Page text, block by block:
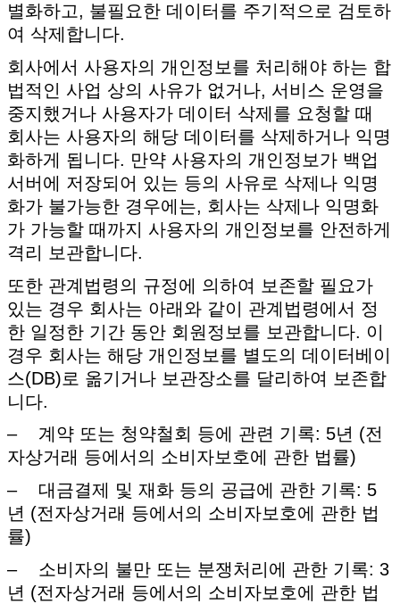
별화하고, 불필요한 데이터를 주기적으로 검토하
여 삭제합니다.
회사에서 사용자의 개인정보를 처리해야 하는 합
법적인 사업 상의 사유가 없거나, 서비스 운영을
중지했거나 사용자가 데이터 삭제를 요청할 때
회사는 사용자의 해당 데이터를 삭제하거나 익명
화하게 됩니다. 만약 사용자의 개인정보가 백업
서버에 저장되어 있는 등의 사유로 삭제나 익명
화가 불가능한 경우에는, 회사는 삭제나 익명화
가 가능할 때까지 사용자의 개인정보를 안전하게
격리 보관합니다.
또한 관계법령의 규정에 의하여 보존할 필요가
있는 경우 회사는 아래와 같이 관계법령에서 정
한 일정한 기간 동안 회원정보를 보관합니다. 이
경우 회사는 해당 개인정보를 별도의 데이터베이
스(DB)로 옮기거나 보관장소를 달리하여 보존합
니다.
– 계약 또는 청약철회 등에 관련 기록: 5년 (전
자상거래 등에서의 소비자보호에 관한 법률)
– 대금결제 및 재화 등의 공급에 관한 기록: 5
년 (전자상거래 등에서의 소비자보호에 관한 법
률)
– 소비자의 불만 또는 분쟁처리에 관한 기록: 3
년 (전자상거래 등에서의 소비자보호에 관한 법